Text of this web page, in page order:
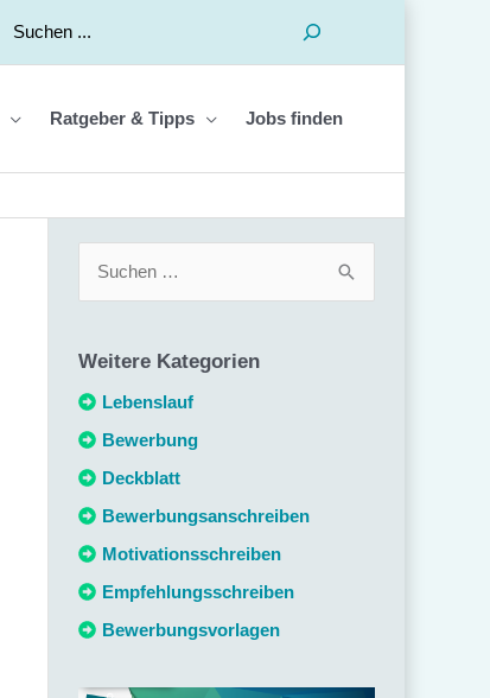
Suchen
Ratgeber & Tipps Jobs finden
h
e
n
n
a
c
h
Weitere Kategorien
Lebenslauf
Bewerbung
Deckblatt
Bewerbungsanschreiben
Motivationsschreiben
Empfehlungsschreiben
Bewerbungsvorlagen